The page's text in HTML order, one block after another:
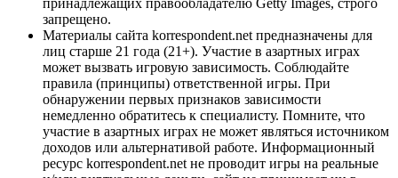
запрещено.
Материалы сайта korrespondent.net предназначены для
лиц старше 21 года (21+). Участие в азартных играх
может вызвать игровую зависимость. Соблюдайте
правила (принципы) ответственной игры. При
обнаружении первых признаков зависимости
немедленно обратитесь к специалисту. Помните, что
участие в азартных играх не может являться источником
доходов или альтернативой работе. Информационный
ресурс korrespondent.net не проводит игры на реальные